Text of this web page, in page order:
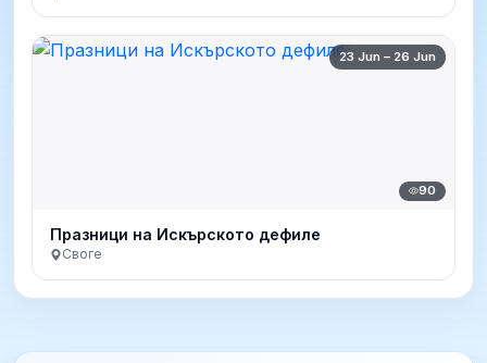
23 Jun – 26 Jun
90
Празници на Искърското дефиле
Своге